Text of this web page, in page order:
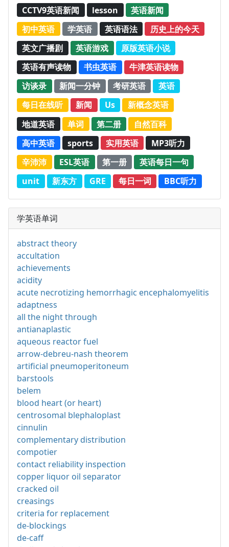
CCTV9英语新闻 lesson
英语新闻
初中英语
学英语 英语语法
历史上的今天
英文广播剧
英语游戏
原版英语小说
英语有声读物
书虫英语
牛津英语读物
访谈录
新闻一分钟 考研英语
英语
每日在线听
新闻 Us
新概念英语
地道英语
单词 第二册
自然百科
高中英语
sports 实用英语
MP3听力
辛沛沛
ESL英语 第一册
英语每日一句
unit
新东方 GRE 每日一词 BBC听力
学英语单词
abstract theory
accultation
achievements
acidity
acute necrotizing hemorrhagic encephalomyelitis
adaptness
all the night through
antianaplastic
aqueous reactor fuel
arrow-debreu-nash theorem
artificial pneumoperitoneum
barstools
belem
blood heart (or heart)
centrosomal blephaloplast
cinnulin
complementary distribution
compotier
contact reliability inspection
copper liquor oil separator
cracked oil
creasings
criteria for replacement
de-blockings
de-caff